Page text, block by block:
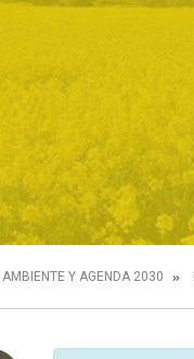
AMBIENTE Y AGENDA 2030